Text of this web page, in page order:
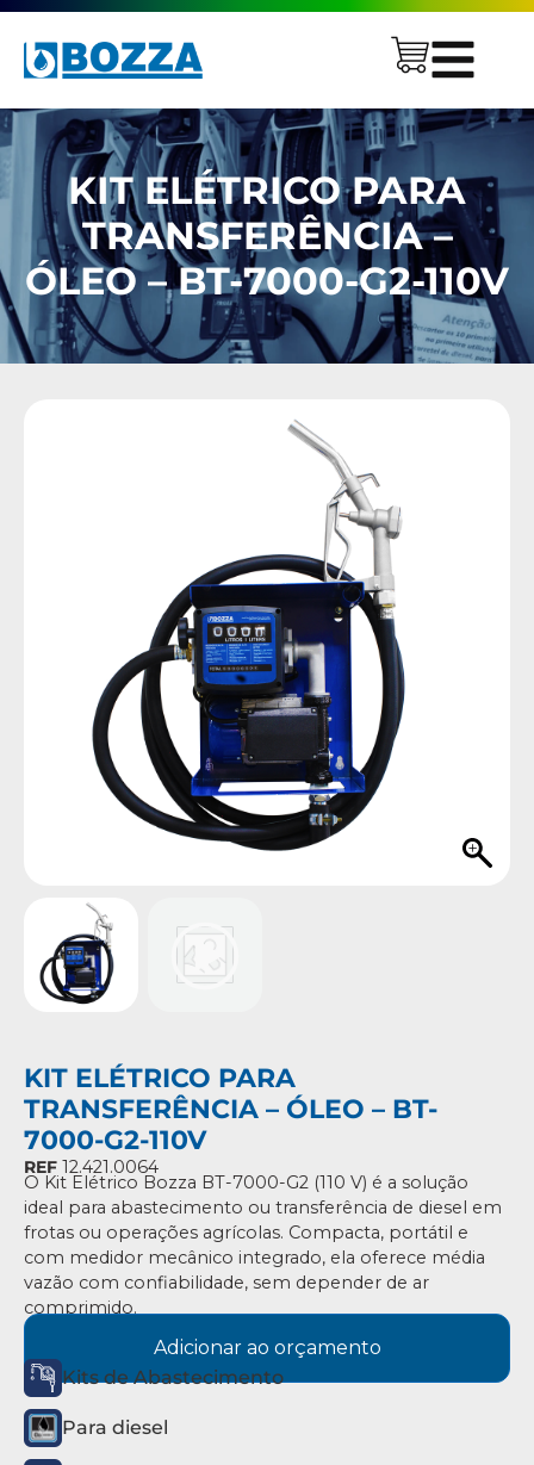
KIT ELÉTRICO PARA
TRANSFERÊNCIA –
ÓLEO – BT-7000-G2-110V
KIT ELÉTRICO PARA
TRANSFERÊNCIA – ÓLEO – BT-
7000-G2-110V
REF 12.421.0064
O Kit Elétrico Bozza BT-7000-G2 (110 V) é a solução
ideal para abastecimento ou transferência de diesel em
frotas ou operações agrícolas. Compacta, portátil e
com medidor mecânico integrado, ela oferece média
vazão com confiabilidade, sem depender de ar
comprimido.
Adicionar ao orçamento
Kits de Abastecimento
Para diesel